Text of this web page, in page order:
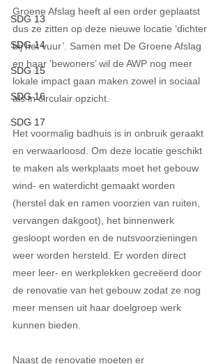
SDG 13
SDG 14
SDG 15
SDG 16
SDG 17
Groene Afslag heeft al een order geplaatst
dus ze zitten op deze nieuwe locatie ‘dichter
bij het vuur’. Samen met De Groene Afslag
en haar ‘bewoners’ wil de AWP nog meer
lokale impact gaan maken zowel in sociaal
als in circulair opzicht.
Het voormalig badhuis is in onbruik geraakt
en verwaarloosd. Om deze locatie geschikt
te maken als werkplaats moet het gebouw
wind- en waterdicht gemaakt worden
(herstel dak en ramen voorzien van ruiten,
vervangen dakgoot), het binnenwerk
gesloopt worden en de nutsvoorzieningen
weer worden hersteld. Er worden direct
meer leer- en werkplekken gecreëerd door
de renovatie van het gebouw zodat ze nog
meer mensen uit haar doelgroep werk
kunnen bieden.
Naast de renovatie moeten er